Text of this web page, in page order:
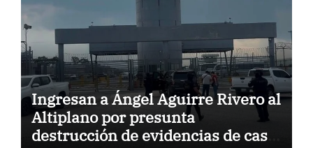
Ingresan a Ángel Aguirre Rivero al
Altiplano por presunta
destrucción de evidencias de caso